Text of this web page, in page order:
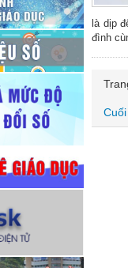
là dịp
đình